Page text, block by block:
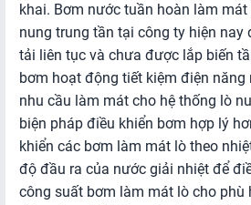
khai. Bơm nước tuần hoàn làm
nung trung tần tại công ty hiện nay
tải liên tục và chưa được lắp biến
bơm hoạt động tiết kiệm điện
nhu cầu làm mát cho hệ thống lò
biện pháp điều khiển bơm hợp lý
khiển các bơm làm mát lò theo
độ đầu ra của nước giải nhiệt để
công suất bơm làm mát lò cho phù